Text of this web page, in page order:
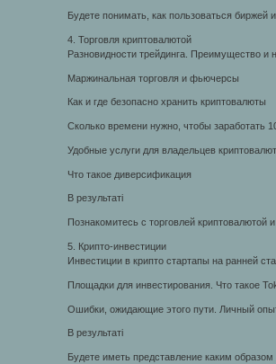
Будете понимать, как пользоваться
4. Торговля криптовалютой
Разновидности трейдинга. Преимущество и
Маржинальная торговля и фьючерсы
Как и где безопасно хранить криптовалюты
Сколько времени нужно, чтобы заработать
Удобные услуги для владельцев криптовалют
Что такое диверсификация
В результаті
Познакомитесь с торговлей
5. Крипто-инвестиции
Инвестиции в крипто стартапы на ранней
Площадки для инвестирования. Что такое
Ошибки, ожидающие этого пути. Личный
В результаті
Будете иметь представление каким